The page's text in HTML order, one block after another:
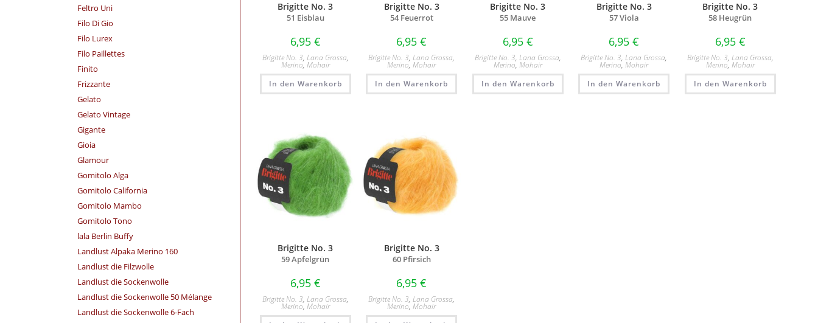
Brigitte No. 3
51 Eisblau
6,95 €
Brigitte No. 3, Lana Grossa,
Merino, Mohair
In den Warenkorb
Brigitte No. 3
54 Feuerrot
6,95€
Brigitte No. 3,Lana Grossa,
Merino,Mohair
In den Warenkorb
Brigitte No. 3
55 Mauve
6,95 €
Brigitte No. 3, Lana Grossa,
Merino, Mohair
In den Warenkorb
Brigitte No. 3
57 Viola
6,95€
Brigitte No. 3,Lana Grossa,
Merino,Mohair
In den Warenkorb
Brigitte No. 3
58 Heugrün
6,95 €
Brigitte No. 3, Lana Grossa,
Merino, Mohair
In den Warenkorb
Brigitte No. 3
59 Apfelgrün
6,95 €
Brigitte No. 3, Lana Grossa,
Merino, Mohair
Brigitte No. 3
60 Pfirsich
6,95€
Brigitte No. 3,Lana Grossa,
Merino,Mohair
Feltro Uni
Filo Di Gio
Filo Lurex
Filo Paillettes
Finito
Frizzante
Gelato
Gelato Vintage
Gigante
Gioia
Glamour
Gomitolo Alga
Gomitolo California
Gomitolo Mambo
Gomitolo Tono
lala Berlin Buffy
Landlust Alpaka Merino 160
Landlust die Filzwolle
Landlust die Sockenwolle
Landlust die Sockenwolle 50 Mélange
Landlust die Sockenwolle 6-Fach